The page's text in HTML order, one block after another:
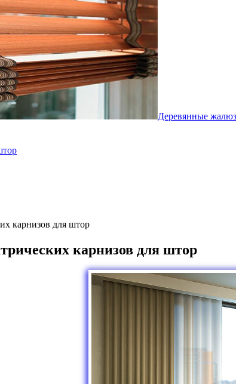
Деревянные
карнизов для штор
карнизов для штор